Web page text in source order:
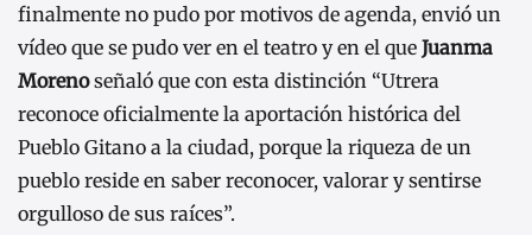
finalmente no pudo por motivos de agenda, envió un
vídeo que se pudo ver en el teatro y en el que Juanma
Morenoseñaló que con esta distinción “Utrera
reconoce oficialmente la aportación histórica del
Pueblo Gitano a la ciudad, porque la riqueza de un
pueblo reside en saber reconocer, valorar y sentirse
orgulloso de sus raíces”.